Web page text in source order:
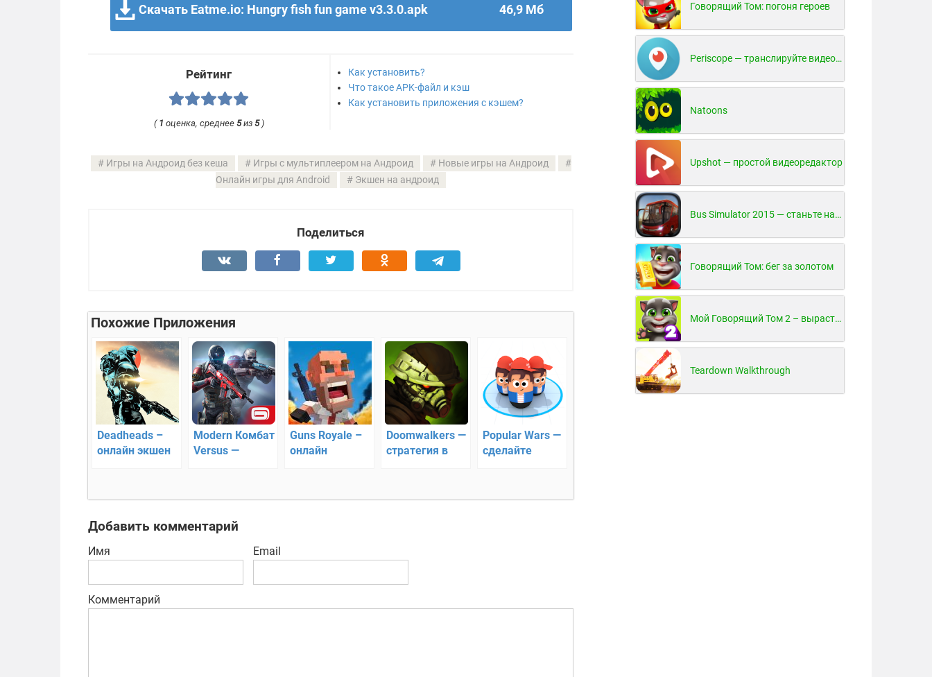
Скачать Eatme.io: Hungry fish fun game v3.3.0.apk 46,9 Мб
Рейтинг
( 1 оценка, среднее 5из 5)
Как установить?
Что такое APK-файл и кэш
Как установить приложения с кэшем?
Игры на Андроид без кеша Игры с мультиплеером на Андроид
Новые игры на Андроид
Онлайн игры для Android
Экшен на андроид
Поделиться
Похожие Приложения
Deadheads –
онлайн экшен
Modern Комбат
Versus —
Guns Royale –
онлайн
Doomwalkers —
стратегия в
Popular Wars —
сделайте
популярным!
Добавить комментарий
Имя Email
Комментарий
Говорящий Том: погоня героев
Periscope — транслируйте видео в реальном времени!
Natoons
Upshot — простой видеоредактор
Bus Simulator 2015 — станьте настоящим водителем автобуса!
Говорящий Том: бег за золотом
Мой Говорящий Том 2 – вырасти и воспитай своего котенка
Teardown Walkthrough